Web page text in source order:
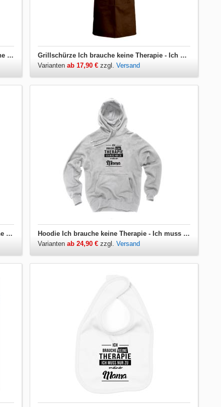
Damen T-Shirt V-Ausschnitt Ich brauche keine Therapie - Ich muss nur zu meiner Mama
Grillschürze Ich brauche keine Therapie - Ich muss nur zu meiner Mama
Variantenab 17,90 € zzgl.Versand
Herren T-Shirt V-Ausschnitt Ich brauche keine Therapie - Ich muss nur zu meiner Mama
Hoodie Ich brauche keine Therapie - Ich muss nur zu meiner Mama
Variantenab 24,90 € zzgl.Versand